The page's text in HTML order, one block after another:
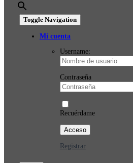
Toggle Navigation
Mi cuenta
Username:
Contraseña
Recuérdame
Registrar